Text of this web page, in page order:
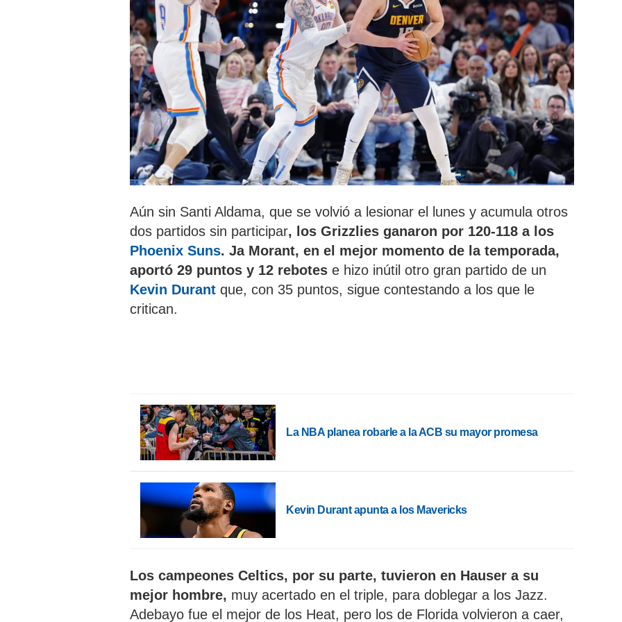
Aún sin Santi Aldama, que se volvió a lesionar el lunes y acumula otros
dos partidos sin participar, los Grizzlies ganaron por 120-118 a los
Phoenix Suns. Ja Morant, en el mejor momento de la temporada,
aportó 29 puntos y 12 rebotes e hizo inútil otro gran partido de un
Kevin Durant que, con 35 puntos, sigue contestando a los que le
critican.
La NBA planea robarle a la ACB su mayor promesa
Kevin Durant apunta a los Mavericks
Los campeones Celtics, por su parte, tuvieron en Hauser a su
mejor hombre, muy acertado en el triple, para doblegar a los Jazz.
Adebayo fue el mejor de los Heat, pero los de Florida volvieron a caer,